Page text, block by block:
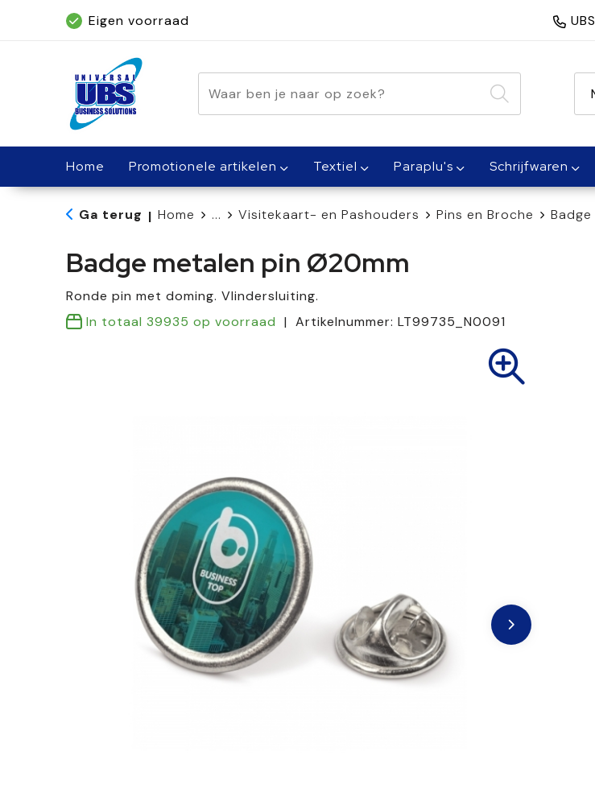
Eigen voorraad
Geleverd binnen 5 dagen, met spoed binnen 1 dag
Home Promotionele artikelen Textiel Paraplu's Schrijfwaren
Ga terug | Home ... Visitekaart- en Pashouders Pins en Broche
Badge metalen pin Ø20mm
Ronde pin met doming. Vlindersluiting.
In totaal 39935 op voorraad Artikelnummer: LT99735_N0091